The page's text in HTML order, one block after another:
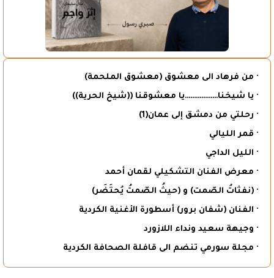
· من فرهاد الى معشوق (معشوق الملحمة)
· يا شيخنا………………يا معشوقنا ((شيخ الحرية))
· رحلتي من دمشق إلى عمان(1)
· قمر الليالي
· الليل الداجي
· معرض الفنان التشكيلي لقمان أحمد
· (نفثاتُ الصّمت) و (حيثُ الصّمتُ يُحتَضَر)
· الفنان (شفان برور) أسطورة الأغنية الكردية
· وجيهة سعيد ونداء اللازورد
· مجلة سورمي تنضم الى قافلة الصحافة الكردية